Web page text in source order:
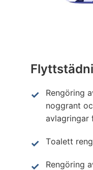
Rengöring
noggrant
avlagringar
Toalett
Rengöring